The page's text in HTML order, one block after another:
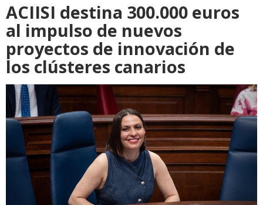
ACIISI destina 300.000 euros
al impulso de nuevos
proyectos de innovación de
los clústeres canarios